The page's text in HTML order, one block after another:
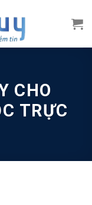
CHO
TRỰC